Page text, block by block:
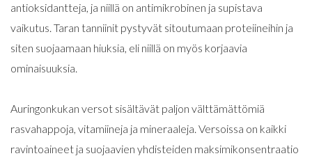
antioksidantteja, ja niillä on antimikrobinen ja supistava
vaikutus. Taran tanniinit pystyvät sitoutumaan proteiineihin ja
siten suojaamaan hiuksia, eli niillä on myös korjaavia
ominaisuuksia.
Auringonkukan versot sisältävät paljon välttämättömiä
rasvahappoja, vitamiineja ja mineraaleja. Versoissa on kaikki
ravintoaineet ja suojaavien yhdisteiden maksimikonsentraatio